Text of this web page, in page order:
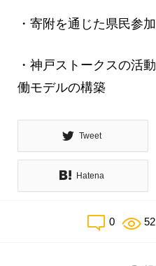
・寄附を通じた県民参
・神戸ストークスの活
働モデルの構築
Tweet
Hatena
0 52